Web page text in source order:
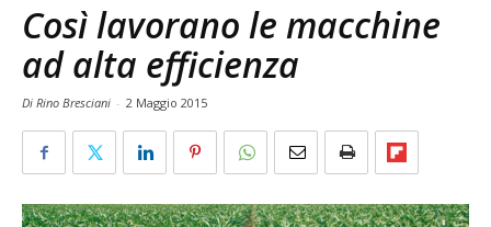
Così lavorano le macchine
ad alta efficienza
Di Rino Bresciani - 2 Maggio 2015